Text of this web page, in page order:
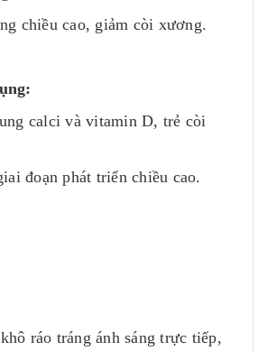
chiều cao, giảm còi xương.
calci và vitamin D, trẻ còi
đoạn phát triển chiều cao.
ráo tráng ánh sáng trực tiếp,